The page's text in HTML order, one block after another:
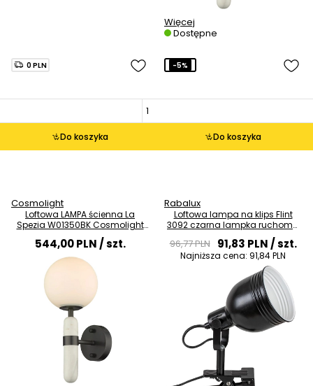
Więcej
Dostępne
Do koszyka
0 PLN
Cosmolight
Loftowa LAMPA ścienna La
Spezia W01350BK Cosmolight
szklany kinkiet do sypialni kula
ball czarna
544,00 PLN/ szt.
Do koszyka
-5%
Rabalux
Loftowa lampa na klips Flint
3092 czarna lampka ruchoma
96,77 PLN 91,83 PLN/ szt.
Najniższa cena: 91,84 PLN